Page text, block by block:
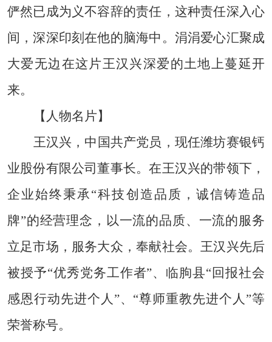
俨然已成为义不容辞的责任，这种责任深入心
间，深深印刻在他的脑海中。涓涓爱心汇聚成
大爱无边在这片王汉兴深爱的土地上蔓延开
来。
【人物名片】
王汉兴，中国共产党员，现任潍坊赛银钙
业股份有限公司董事长。在王汉兴的带领下，
企业始终秉承“科技创造品质，诚信铸造品
牌”的经营理念，以一流的品质、一流的服务
立足市场，服务大众，奉献社会。王汉兴先后
被授予“优秀党务工作者”、临朐县“回报社会
感恩行动先进个人”、“尊师重教先进个人”等
荣誉称号。